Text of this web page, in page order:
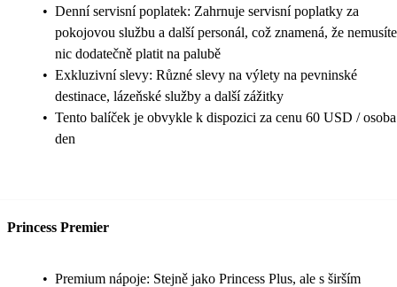
• Denní servisní poplatek: Zahrnuje servisní poplatky za
pokojovou službu a další personál, což znamená, že nemusíte
nic dodatečně platit na palubě
• Exkluzivní slevy: Různé slevy na výlety na pevninské
destinace, lázeňské služby a další zážitky
• Tento balíček je obvykle k dispozici za cenu 60 USD /
den
Princess Premier
• Premium nápoje: Stejně jako Princess Plus, ale s širším